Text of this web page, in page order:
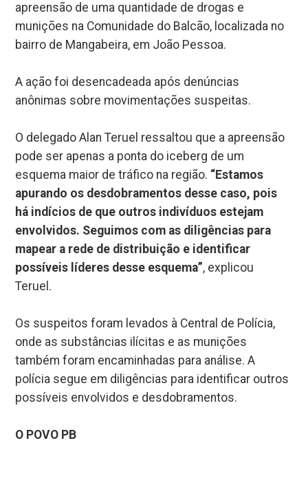
apreensão de uma quantidade de drogas e
munições na Comunidade do Balcão, localizada no
bairro de Mangabeira, em João Pessoa.
A ação foi desencadeada após denúncias
anônimas sobre movimentações suspeitas.
O delegado Alan Teruel ressaltou que a apreensão
pode ser apenas a ponta do iceberg de um
esquema maior de tráfico na região. “Estamos
apurando os desdobramentos desse caso, pois
há indícios de que outros indivíduos estejam
envolvidos. Seguimos com as diligências para
mapear a rede de distribuição e identificar
possíveis líderes desse esquema”, explicou
Teruel.
Os suspeitos foram levados à Central de Polícia,
onde as substâncias ilícitas e as munições
também foram encaminhadas para análise. A
polícia segue em diligências para identificar outros
possíveis envolvidos e desdobramentos.
O POVO PB